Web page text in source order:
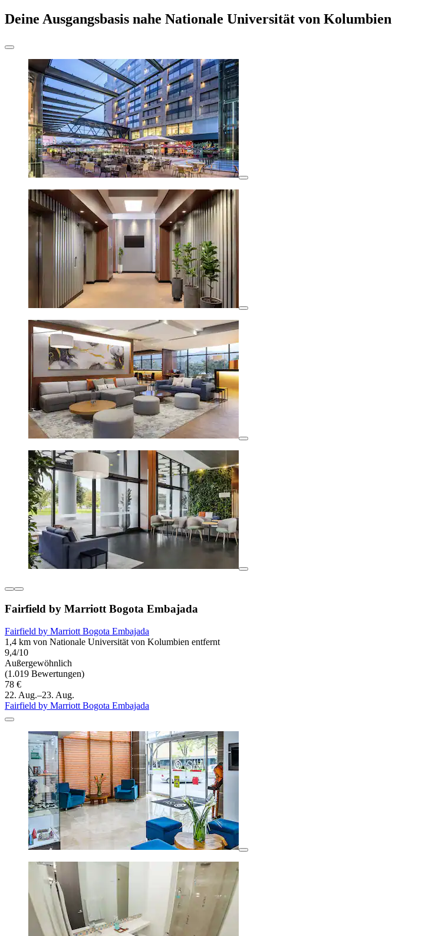
Deine Ausgangsbasis nahe Nationale Universität von Kolumbien
Fairfield by Marriott Bogota Embajada
Fairfield by Marriott Bogota Embajada
1,4 km von Nationale Universität von Kolumbien entfernt
9,4/10
Außergewöhnlich
(1.019 Bewertungen)
78 €
22. Aug.–23. Aug.
Fairfield by Marriott Bogota Embajada